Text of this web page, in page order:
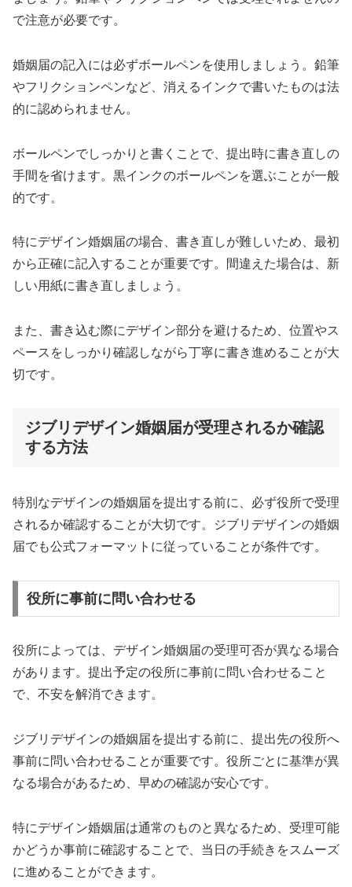
で注意が必要です。
婚姻届の記入には必ずボールペンを使用しましょう。鉛筆
やフリクションペンなど、消えるインクで書いたものは法
的に認められません。
ボールペンでしっかりと書くことで、提出時に書き直しの
手間を省けます。黒インクのボールペンを選ぶことが一般
的です。
特にデザイン婚姻届の場合、書き直しが難しいため、最初
から正確に記入することが重要です。間違えた場合は、新
しい用紙に書き直しましょう。
また、書き込む際にデザイン部分を避けるため、位置やス
ペースをしっかり確認しながら丁寧に書き進めることが大
切です。
ジブリデザイン婚姻届が受理されるか確認
する方法
特別なデザインの婚姻届を提出する前に、必ず役所で受理
されるか確認することが大切です。ジブリデザインの婚姻
届でも公式フォーマットに従っていることが条件です。
役所に事前に問い合わせる
役所によっては、デザイン婚姻届の受理可否が異なる場合
があります。提出予定の役所に事前に問い合わせること
で、不安を解消できます。
ジブリデザインの婚姻届を提出する前に、提出先の役所へ
事前に問い合わせることが重要です。役所ごとに基準が異
なる場合があるため、早めの確認が安心です。
特にデザイン婚姻届は通常のものと異なるため、受理可能
かどうか事前に確認することで、当日の手続きをスムーズ
に進めることができます。